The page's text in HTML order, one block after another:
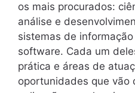
os mais procurados:
análise e
sistemas de
software. Cada um
prática e áreas de
oportunidades que vão